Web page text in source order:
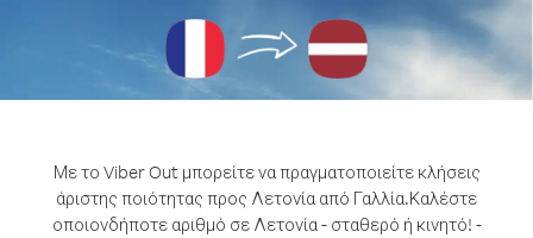
Με το Viber Out μπορείτε να πραγματοποιείτε κλήσεις
άριστης ποιότητας προς Λετονία από Γαλλία.Καλέστε
οποιονδήποτε αριθμό σε Λετονία - σταθερό ή κινητό! -